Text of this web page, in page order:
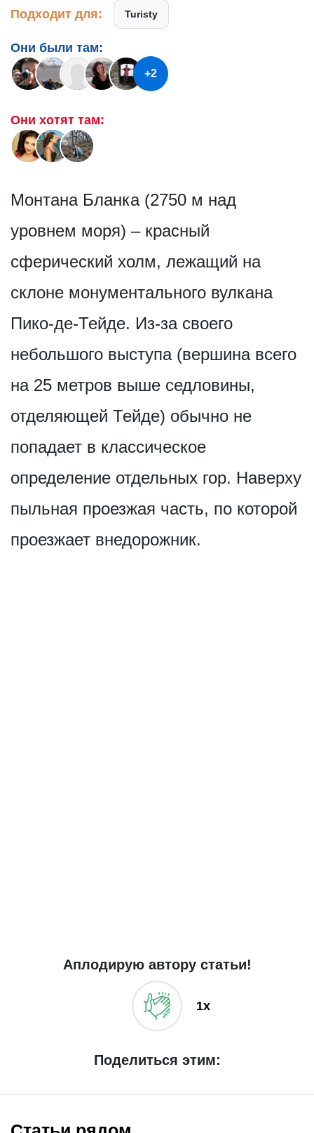
Подходит для: Turisty
Они были там:
+2
Они хотят там:
Монтана Бланка (2750 м над
уровнем моря) – красный
сферический холм, лежащий на
склоне монументального вулкана
Пико-де-Тейде. Из-за своего
небольшого выступа (вершина всего
на 25 метров выше седловины,
отделяющей Тейде) обычно не
попадает в классическое
определение отдельных гор. Наверху
пыльная проезжая часть, по которой
проезжает внедорожник.
Аплодирую автору статьи!
1x
Поделиться этим: